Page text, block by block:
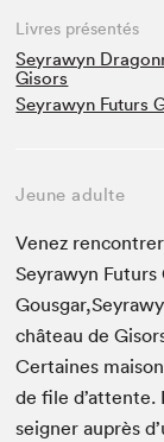
Livres présentés
Seyrawyn
Gisors
Seyrawyn Futurs
Jeune adulte
Venez
Seyrawyn
château de
Cer­taines
de file
seign­er auprès